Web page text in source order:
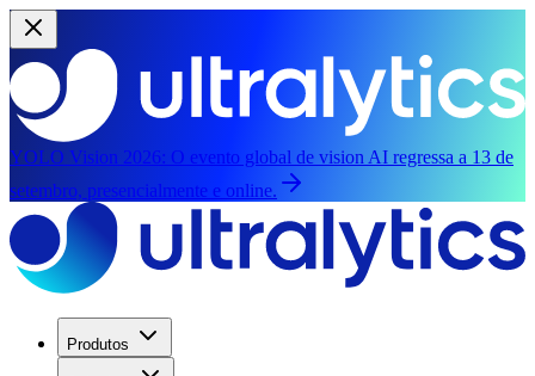
YOLO Vision 2026: O evento global de vision AI regressa a 13 de
setembro, presencialmente e online.
Produtos